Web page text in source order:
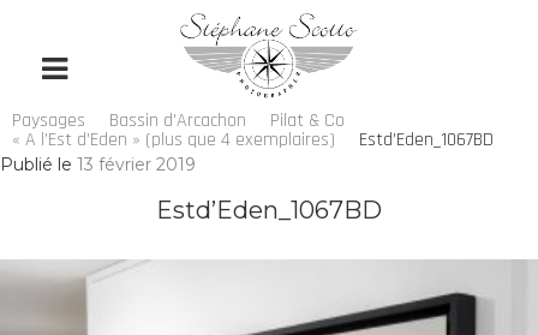
Paysages Bassin d'Arcachon Pilat & Co
« A l’Est d’Eden » (plus que 4 exemplaires) Estd’Eden_1067BD
Publié le 13 février 2019
Estd’Eden_1067BD